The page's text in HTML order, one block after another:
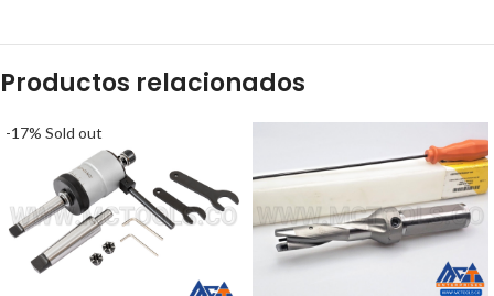
Productos relacionados
-17% Sold out